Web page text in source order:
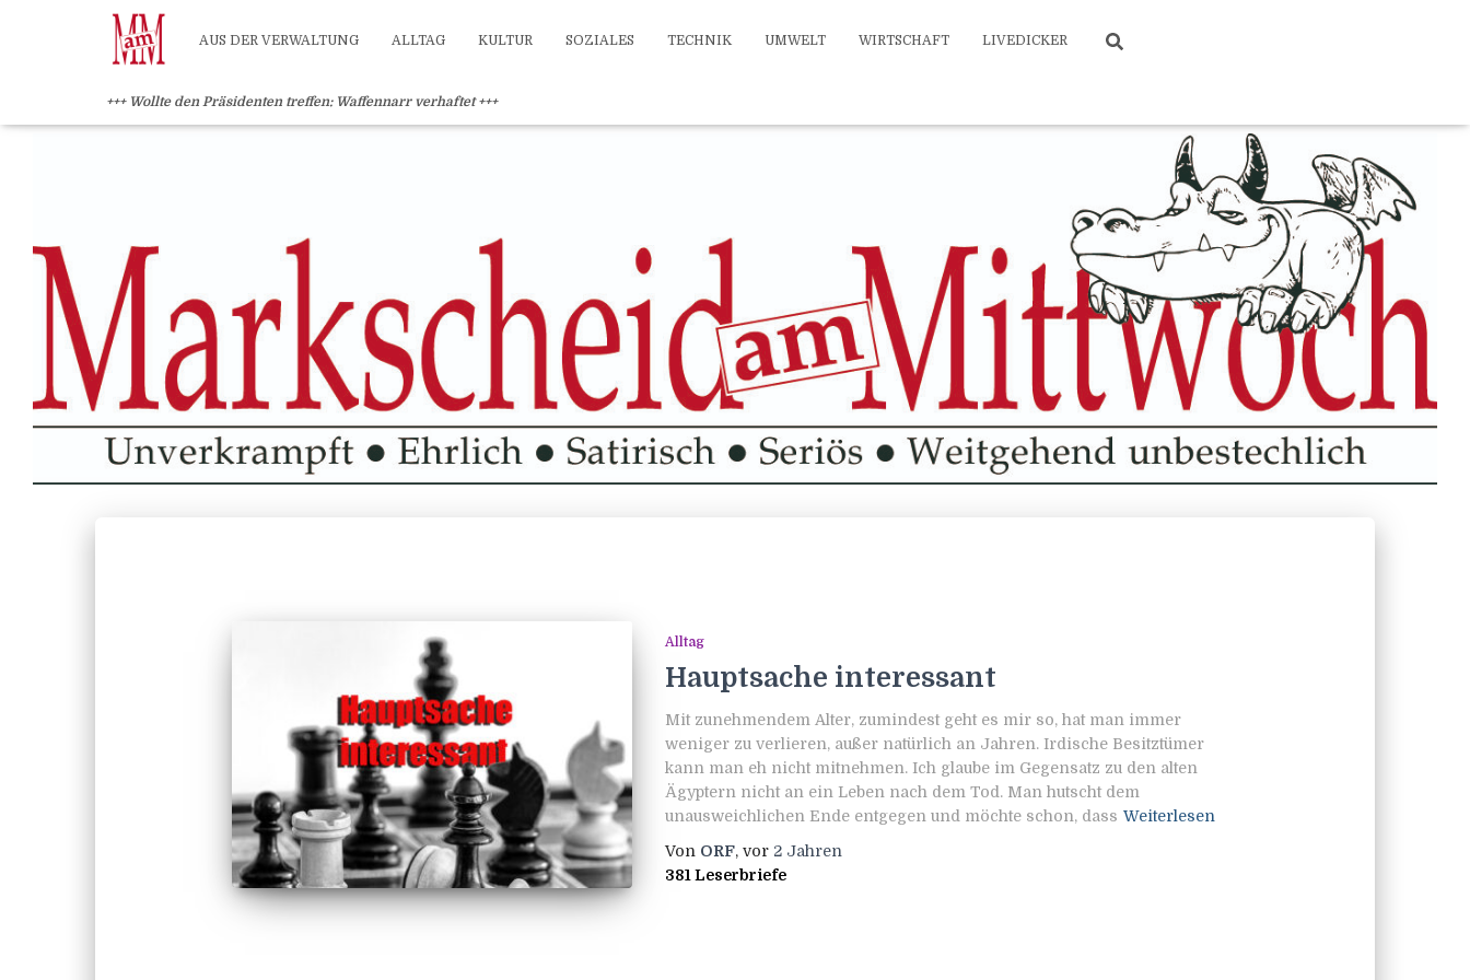
AUS DER VERWALTUNG ALLTAG KULTUR SOZIALES TECHNIK UMWELT WIRTSCHAFT LIVEDICKER
+++ Wollte den Präsidenten treffen: Waffennarr verhaftet +++
Alltag
Hauptsache interessant
Mit zunehmendem Alter, zumindest geht es mir so, hat man immer
weniger zu verlieren, außer natürlich an Jahren. Irdische Besitztümer
kann man eh nicht mitnehmen. Ich glaube im Gegensatz zu den alten
Ägyptern nicht an ein Leben nach dem Tod. Man hutscht dem
unausweichlichen Ende entgegen und möchte schon, dass Weiterlesen
Von ORF, vor 2 Jahren
381 Leserbriefe